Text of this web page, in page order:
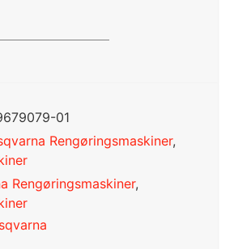
01
Rengøringsmaskiner,
Rengøringsmaskiner,